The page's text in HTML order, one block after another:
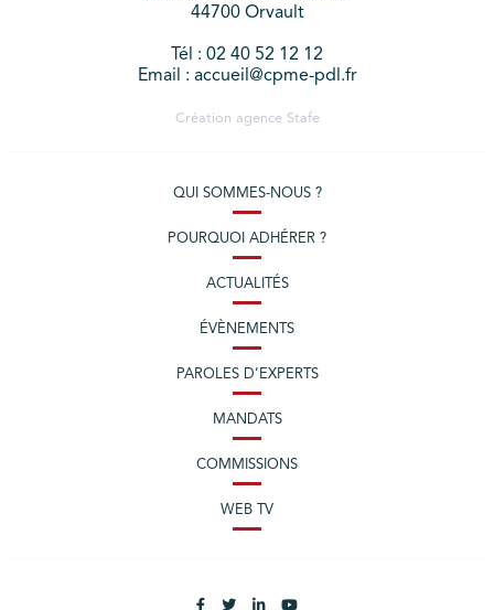
44700 Orvault
Tél : 02 40 52 12 12
Email : accueil@cpme-pdl.fr
Création agence Stafe
QUI SOMMES-NOUS ?
POURQUOI ADHÉRER ?
ACTUALITÉS
ÉVÈNEMENTS
PAROLES D’EXPERTS
MANDATS
COMMISSIONS
WEB TV